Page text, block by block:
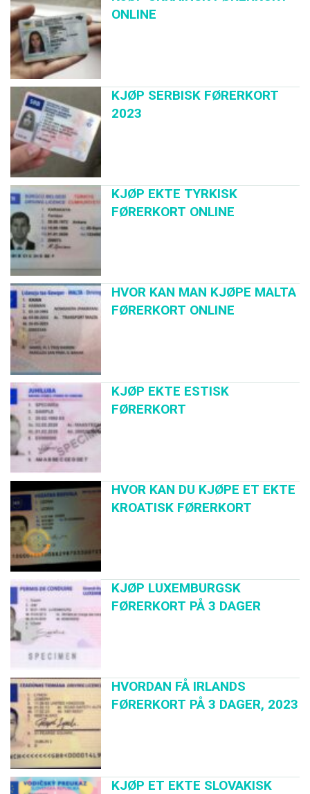
ONLINE
KJØP SERBISK FØRERKORT
2023
KJØP EKTE TYRKISK
FØRERKORT ONLINE
HVOR KAN MAN KJØPE MALTA
FØRERKORT ONLINE
KJØP EKTE ESTISK
FØRERKORT
HVOR KAN DU KJØPE ET EKTE
KROATISK FØRERKORT
KJØP LUXEMBURGSK
FØRERKORT PÅ 3 DAGER
HVORDAN FÅ IRLANDS
FØRERKORT PÅ 3 DAGER, 2023
KJØP ET EKTE SLOVAKISK